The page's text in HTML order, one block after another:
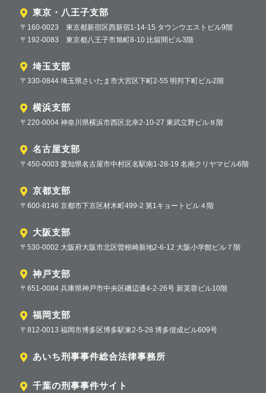
東京・八王子支部
〒160-0023 東京都新宿区西新宿1-14-15 タウンウエストビル9階
〒192-0083 東京都八王子市旭町8-10 比留間ビル3階
埼玉支部
〒330-0844 埼玉県さいたま市大宮区下町2-55 明邦下町ビル2階
横浜支部
〒220-0004 神奈川県横浜市西区北幸2-10-27 東武立野ビル８階
名古屋支部
〒450-0003 愛知県名古屋市中村区名駅南1-28-19 名南クリヤマビル6階
京都支部
〒600-8146 京都市下京区材木町499-2 第1キョートビル４階
大阪支部
〒530-0002 大阪府大阪市北区曽根崎新地2-6-12 大阪小学館ビル７階
神戸支部
〒651-0084 兵庫県神戸市中央区磯辺通4-2-26号 新芙蓉ビル10階
福岡支部
〒812-0013 福岡市博多区博多駅東2-5-28 博多偕成ビル609号
あいち刑事事件総合法律事務所
千葉の刑事事件サイト